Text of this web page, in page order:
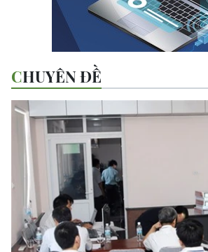
CHUYÊN ĐỀ